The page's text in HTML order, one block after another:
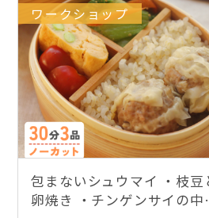
ワークショップ
包まないシュウマイ ・枝豆
卵焼き ・チンゲンサイの